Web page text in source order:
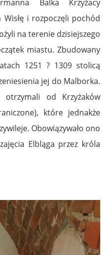
Balka Krzyżacy
i rozpoczęli pochód
na terenie dzisiejszego
miastu. Zbudowany
1251 ? 1309 stolicą
jej do Malborka.
otrzymali od Krzyżaków
które jednakże
Obowiązywało ono
Elbląga przez króla